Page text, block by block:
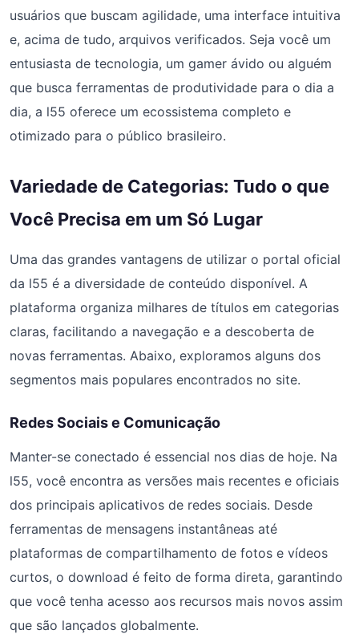
usuários que buscam agilidade, uma interface intuitiva
e, acima de tudo, arquivos verificados. Seja você um
entusiasta de tecnologia, um gamer ávido ou alguém
que busca ferramentas de produtividade para o dia a
dia, a l55 oferece um ecossistema completo e
otimizado para o público brasileiro.
Variedade de Categorias: Tudo o que
Você Precisa em um Só Lugar
Uma das grandes vantagens de utilizar o portal oficial
da l55 é a diversidade de conteúdo disponível. A
plataforma organiza milhares de títulos em categorias
claras, facilitando a navegação e a descoberta de
novas ferramentas. Abaixo, exploramos alguns dos
segmentos mais populares encontrados no site.
Redes Sociais e Comunicação
Manter-se conectado é essencial nos dias de hoje. Na
l55, você encontra as versões mais recentes e oficiais
dos principais aplicativos de redes sociais. Desde
ferramentas de mensagens instantâneas até
plataformas de compartilhamento de fotos e vídeos
curtos, o download é feito de forma direta, garantindo
que você tenha acesso aos recursos mais novos assim
que são lançados globalmente.